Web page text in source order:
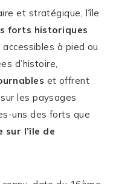
et stratégique, l’île
forts historiques
à pied ou
d’histoire,
et offrent
les paysages
uns des forts que
sur l’île de